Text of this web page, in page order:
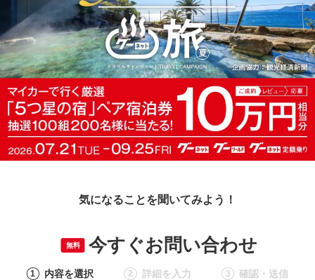
気になることを聞いてみよう！
無料 今すぐお問い合わせ
1 内容を選択 2 詳細を入力 3 確認・送信